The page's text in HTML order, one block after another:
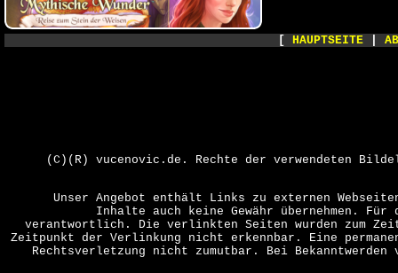
[ HAUPTSEITE|
(C)(R) vucenovic.de. Rechte der verwendeten
Unser Angebot enthält Links zu externen
Inhalte auch keine Gewähr übernehmen.
verantwortlich. Die verlinkten Seiten wurden zum
Zeitpunkt der Verlinkung nicht erkennbar. Eine
Rechtsverletzung nicht zumutbar. Bei